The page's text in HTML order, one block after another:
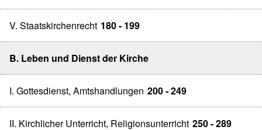
V. Staatskirchenrecht 180 - 199
B. Leben und Dienst der Kirche
I. Gottesdienst, Amtshandlungen 200 - 249
II. Kirchlicher Unterricht, Religionsunterricht 250 - 289